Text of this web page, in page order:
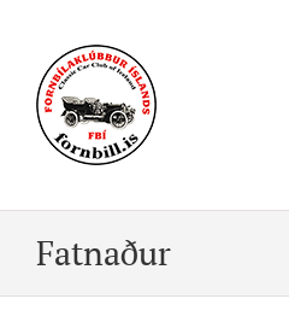
content
Fatnaður